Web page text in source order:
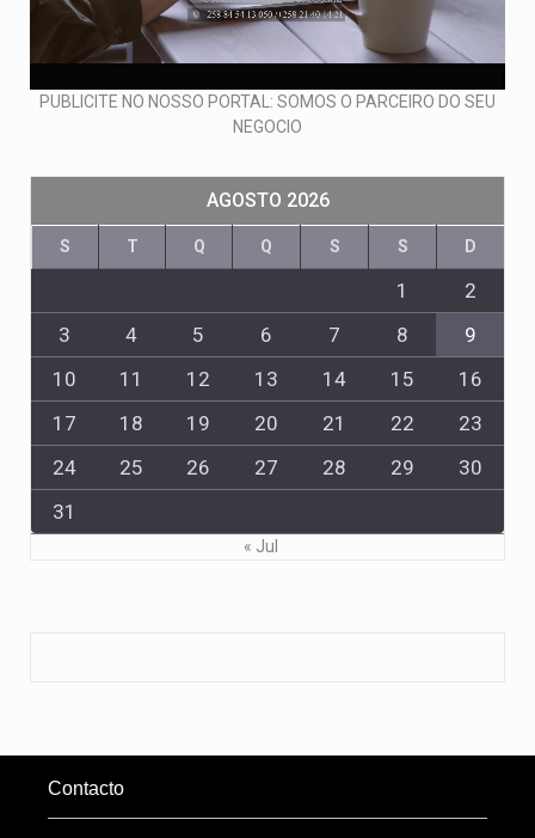
PUBLICITE NO NOSSO PORTAL: SOMOS O PARCEIRO DO SEU
NEGOCIO
AGOSTO 2026
S T Q Q S S D
1
2
3
4 5 6 7 8
9
10
11 12 13 14 15
16
17
18 19 20 21 22
23
24
25 26 27 28 29
30
31
« Jul
Contacto